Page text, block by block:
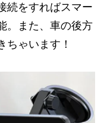
続をすればスマー
。また、車の後方
ちゃいます！